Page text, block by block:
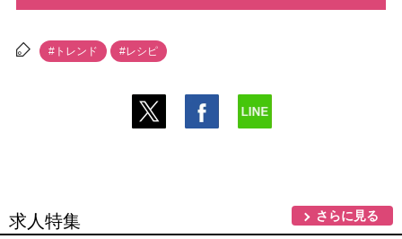
#トレンド #レシピ
求人特集 さらに見る